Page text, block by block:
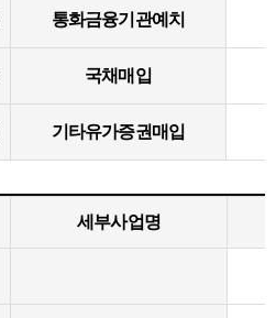
통화금융기관예치
국채매입
기타유가증권매입
세부사업명